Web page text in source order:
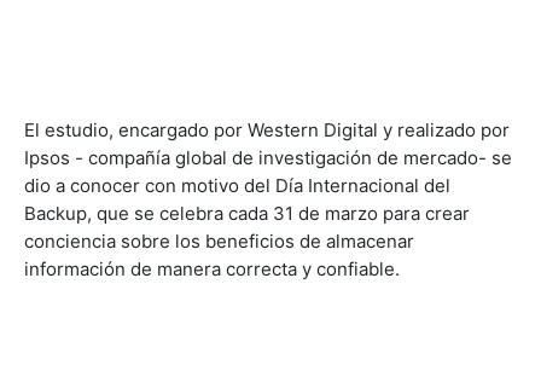
El estudio, encargado por Western Digital y realizado por
Ipsos - compañía global de investigación de mercado- se
dio a conocer con motivo del Día Internacional del
Backup, que se celebra cada 31 de marzo para crear
conciencia sobre los beneficios de almacenar
información de manera correcta y confiable.